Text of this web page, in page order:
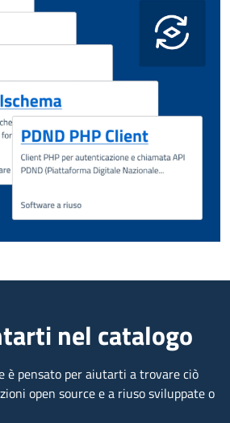
nel catalogo
è pensato per aiutarti a trovare ciò
open source e a riuso sviluppate o